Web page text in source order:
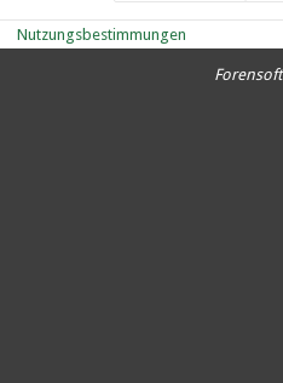
Nutzungsbestimmungen